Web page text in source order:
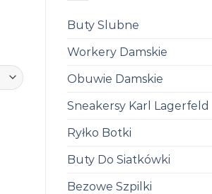
Buty Slubne
Workery Damskie
Obuwie Damskie
Sneakersy Karl Lagerfeld
Ryłko Botki
Buty Do Siatkówki
Bezowe Szpilki